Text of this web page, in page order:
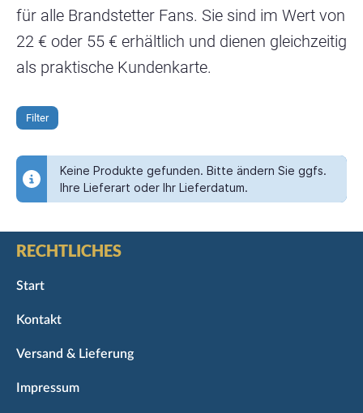
für alle Brandstetter Fans. Sie sind im Wert von
22 € oder 55 € erhältlich und dienen gleichzeitig
als praktische Kundenkarte.
Filter
Keine Produkte gefunden. Bitte ändern Sie ggfs.
Ihre Lieferart oder Ihr Lieferdatum.
RECHTLICHES
Start
Kontakt
Versand & Lieferung
Impressum